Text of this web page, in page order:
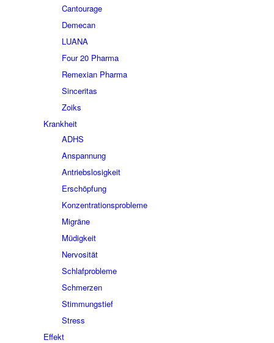
Cantourage
Demecan
LUANA
Four 20 Pharma
Remexian Pharma
Sinceritas
Zoiks
Krankheit
ADHS
Anspannung
Antriebslosigkeit
Erschöpfung
Konzentrationsprobleme
Migräne
Müdigkeit
Nervosität
Schlafprobleme
Schmerzen
Stimmungstief
Stress
Effekt